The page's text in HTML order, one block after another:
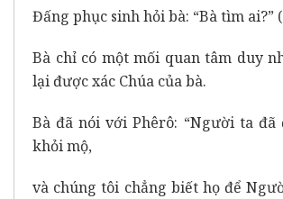
Đấng phục sinh hỏi bà: “Bà tìm ai?”
Bà chỉ có một mối quan tâm duy
lại được xác Chúa của bà.
Bà đã nói với Phêrô: “Người ta đã
khỏi mộ,
và chúng tôi chẳng biết họ để